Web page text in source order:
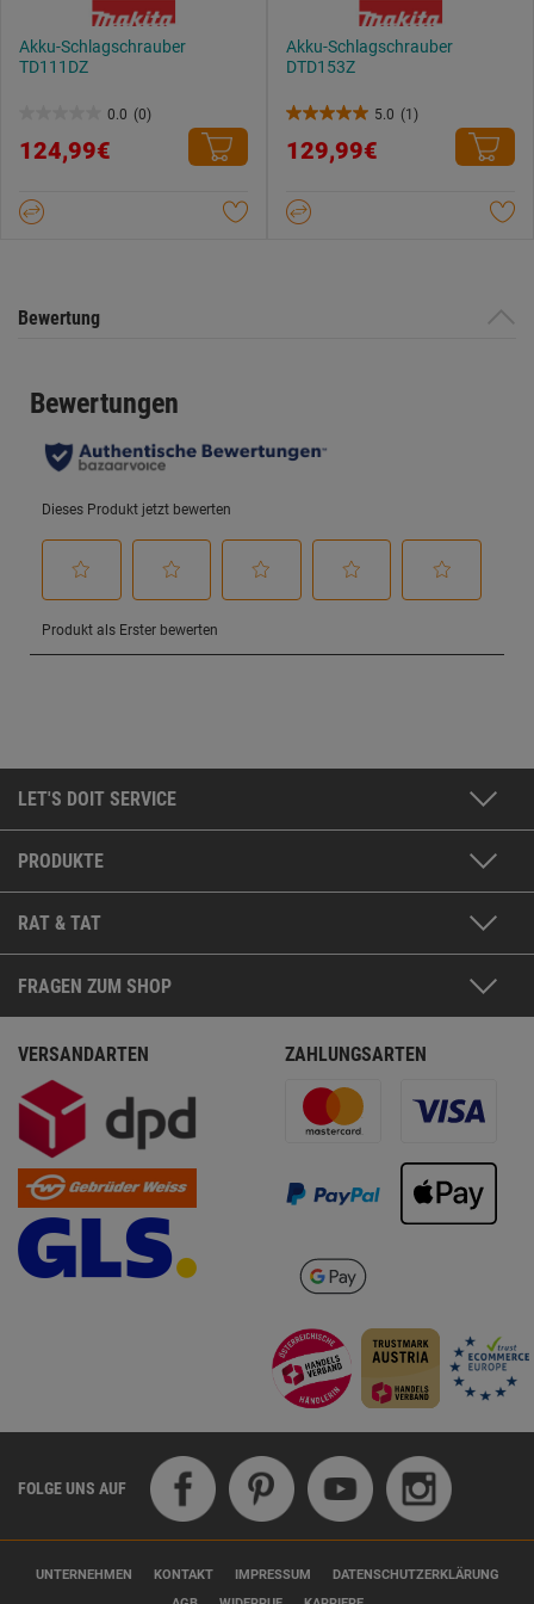
Akku-Schlagschrauber
TD111DZ
0.0 (0)
von
Sternen.
124,99€
Akku-Schlagschrauber
DTD153Z
5.0 (1)
5.0
von
Sternen.
129,99€
Bewertung
LET'S DOIT SERVICE
PRODUKTE
RAT & TAT
FRAGEN ZUM SHOP
VERSANDARTEN ZAHLUNGSARTEN
FOLGE UNS AUF
UNTERNEHMEN KONTAKT IMPRESSUM
DATENSCHUTZERKLÄRUNG